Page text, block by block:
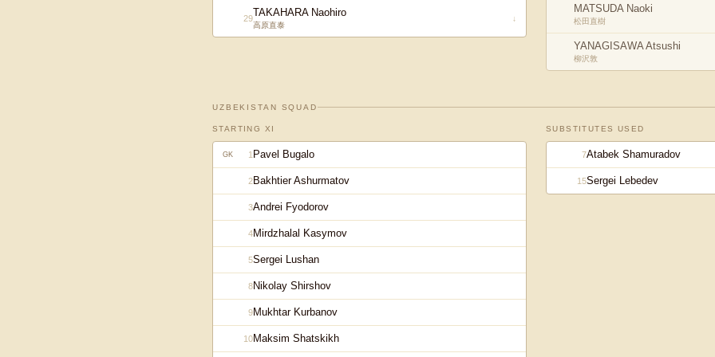
29TAKAHARA Naohiro
高原直泰
↓
MATSUDA Naoki
松田直樹
YANAGISAWA Atsushi
柳沢敦
UZBEKISTAN SQUAD
STARTING XI
GK 1 Pavel Bugalo
2Bakhtier Ashurmatov
3Andrei Fyodorov
4Mirdzhalal Kasymov
5Sergei Lushan
8Nikolay Shirshov
9Mukhtar Kurbanov
10Maksim Shatskikh
SUBSTITUTES USED
7Atabek Shamuradov
15Sergei Lebedev